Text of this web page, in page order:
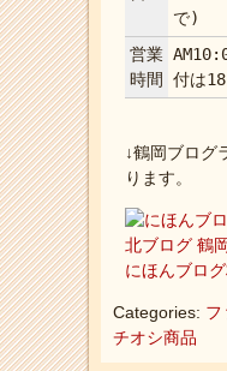
で)
営業
時間
付は
↓鶴岡ブログ
ります。
にほんブロ
Categories: フ
チオシ商品